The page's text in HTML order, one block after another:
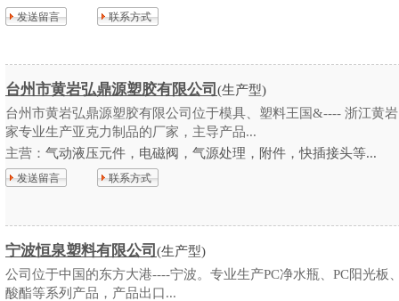
发送留言 联系方式
台州市黄岩弘鼎源塑胶有限公司 (生产型)
台州市黄岩弘鼎源塑胶有限公司位于模具、塑料王国&---- 浙江黄
家专业生产亚克力制品的厂家，主导产品...
主营： 气动液压元件，电磁阀，气源处理，附件，快插接头等...
发送留言 联系方式
宁波恒泉塑料有限公司 (生产型)
公司位于中国的东方大港----宁波。专业生产PC净水瓶、PC阳光板
酸酯等系列产品，产品出口...